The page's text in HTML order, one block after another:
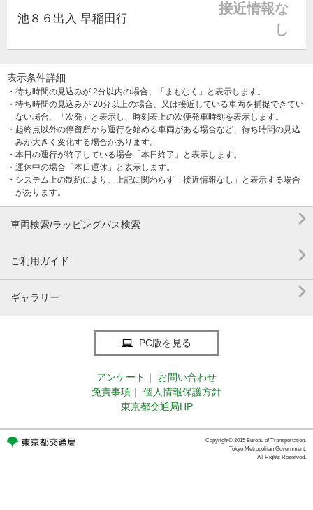
池８６出入 早稲田行
接近情報な
し
表示条件詳細
・待ち時間の見込みが 2分以内の場合、「まもなく」と表示します。
・待ち時間の見込みが 20分以上の場合、又は接近している車両を捕捉できてい
ない場合、「次発」と表示し、時刻表上の次便発車時刻を表示します。
・起終点以外の停留所から運行を始める車両がある場合など、待ち時間の見込
みが大きく変化する場合があります。
・本日の運行が終了している場合「本日終了」と表示します。
・運休中の場合「本日運休」と表示します。
・システム上の制約により、上記に関わらず「接近情報なし」と表示する場合
があります。
車両検索/ラッピングバス検索 
ご利用ガイド 
ギャラリー 
PC版を見る
アンケート ｜
お問い合わせ
免責事項 ｜
個人情報保護方針
東京都交通局HP
Copyright© 2015 Bureau of Transportation.
Tokyo Metropolitan Government.
All Rights Reserved.